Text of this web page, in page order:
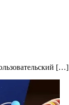
[…]